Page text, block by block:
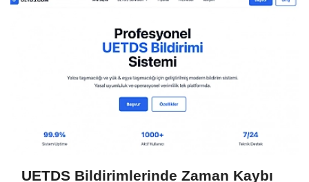
UETDS Bildirimlerinde Zaman Kaybı